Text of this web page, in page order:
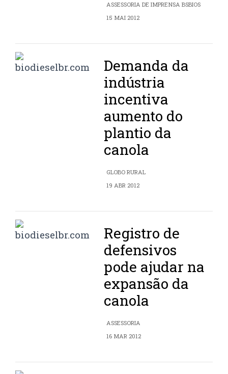
ASSESSORIA DE IMPRENSA BSBIOS
15 MAI 2012
Demanda da
indústria
incentiva
aumento do
plantio da
canola
GLOBO RURAL
19 ABR 2012
Registro de
defensivos
pode ajudar na
expansão da
canola
ASSESSORIA
16 MAR 2012